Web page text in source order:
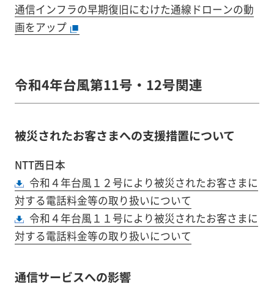
通信インフラの早期復旧にむけた通線ドローンの動
画をアップ
令和4年台風第11号・12号関連
被災されたお客さまへの支援措置について
NTT西日本
令和４年台風１２号により被災されたお客さまに
対する電話料金等の取り扱いについて
令和４年台風１１号により被災されたお客さまに
対する電話料金等の取り扱いについて
通信サービスへの影響